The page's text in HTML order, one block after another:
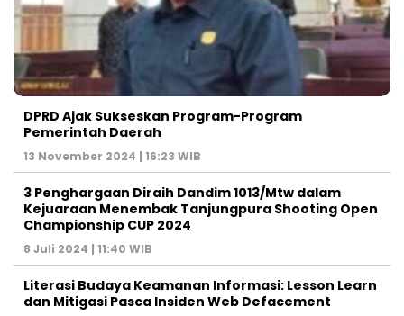
DPRD Ajak Sukseskan Program-Program
Pemerintah Daerah
13 November 2024 | 16:23 WIB
3 Penghargaan Diraih Dandim 1013/Mtw dalam
Kejuaraan Menembak Tanjungpura Shooting Open
Championship CUP 2024
8 Juli 2024 | 11:40 WIB
Literasi Budaya Keamanan Informasi: Lesson Learn
dan Mitigasi Pasca Insiden Web Defacement